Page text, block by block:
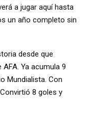
a jugar aquí hasta
un año completo sin
desde que
Ya acumula 9
Mundialista. Con
8 goles y